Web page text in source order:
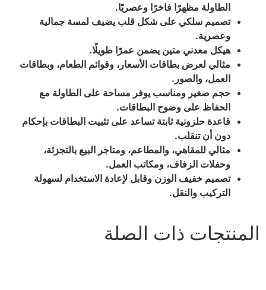
الطاولة مظهرًا فاخرًا وعصريًا.
تصميم سلكي على شكل قلب يضيف لمسة جمالية
وعصرية.
هيكل معدني متين يضمن عمرًا طويلًا.
مثالي لعرض بطاقات الأسعار، وقوائم الطعام، وبطاقات
العمل، والصور.
حجم صغير ومناسب يوفر مساحة على الطاولة مع
الحفاظ على وضوح البطاقات.
قاعدة حلزونية ثابتة تساعد على تثبيت البطاقات بإحكام
دون أن تنقلب.
مثالي للمقاهي، والمطاعم، ومتاجر البيع بالتجزئة،
وحفلات الزفاف، ومكاتب العمل.
تصميم خفيف الوزن وقابل لإعادة الاستخدام لسهولة
التركيب والنقل.
المنتجات ذات الصلة